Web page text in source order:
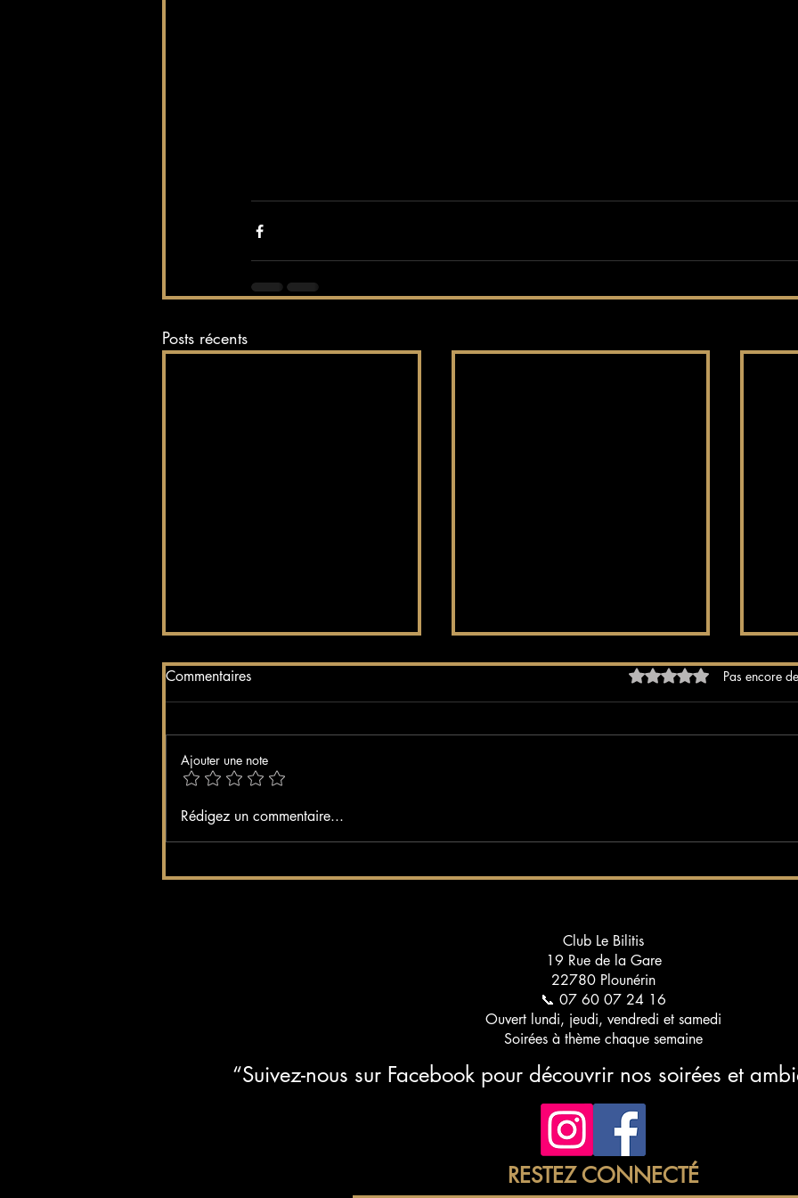
Posts récents
Soirée Bikini au Bilitis : l'été
continue sous le signe de la
convivialité
pour une découverte raffinée
Commentaires Noté 0 étoile sur 5.
Pas encore
Ajouter une note
Rédigez un commentaire...
Club Le Bilitis
19 Rue de la Gare
22780 Plounérin
📞 07 60 07 24 16
Ouvert lundi, jeudi, vendredi et samedi
Soirées à thème chaque semaine
“Suivez-nous sur Facebook pour découvrir nos soirées et
RESTEZ CONNECTÉ